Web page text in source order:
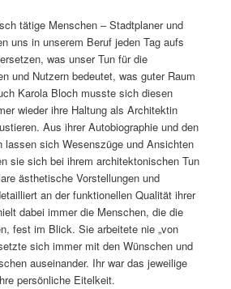
tätige Menschen – Stadtplaner und
uns in unserem Beruf jeden Tag aufs
was unser Tun für die
und Nutzern bedeutet, was guter Raum
Karola Bloch musste sich diesen
wieder ihre Haltung als Architektin
Aus ihrer Autobiographie und den
lassen sich Wesenszüge und Ansichten
sie sich bei ihrem architektonischen Tun
ästhetische Vorstellungen und
an der funktionellen Qualität ihrer
dabei immer die Menschen, die die
fest im Blick. Sie arbeitete nie „von
sich immer mit den Wünschen und
auseinander. Ihr war das jeweilige
persönliche Eitelkeit.